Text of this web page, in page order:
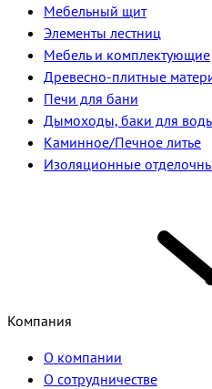
Мебельный щит
Элементы лестниц
Мебель и комплектующие
Древесно-плитные
Печи для бани
Дымоходы, баки для
Каминное/Печное литье
Изоляционные
Компания
О компании
О сотрудничестве